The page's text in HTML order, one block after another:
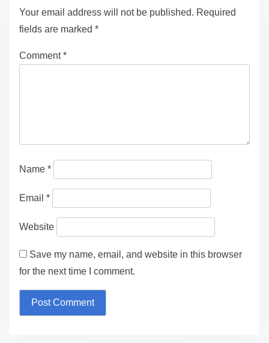
Your email address will not be published. Required
fields are marked *
Comment*
Name *
Email *
Website
Save my name, email, and website in this browser
for the next time I comment.